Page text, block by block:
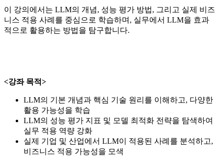
이 강의에서는 LLM의 개념, 성능 평가 방법, 그리고 실제 비즈
니스 적용 사례를 중심으로 학습하며, 실무에서 LLM을 효과
적으로 활용하는 방법을 탐구합니다.
<강좌 목적>
LLM의 기본 개념과 핵심 기술 원리를 이해하고, 다양한
활용 가능성을 학습
LLM의 성능 평가 지표 및 모델 최적화 전략을 탐색하여
실무 적용 역량 강화
실제 기업 및 산업에서 LLM이 적용된 사례를 분석하고,
비즈니스 적용 가능성을 모색